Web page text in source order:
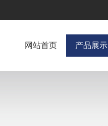
网站首页 产品展示